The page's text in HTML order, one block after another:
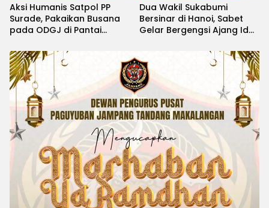
Aksi Humanis Satpol PP
Surade, Pakaikan Busana
pada ODGJ di Pantai
Dua Wakil Sukabumi
Bersinar di Hanoi, Sabet
Gelar Bergengsi Ajang Idol